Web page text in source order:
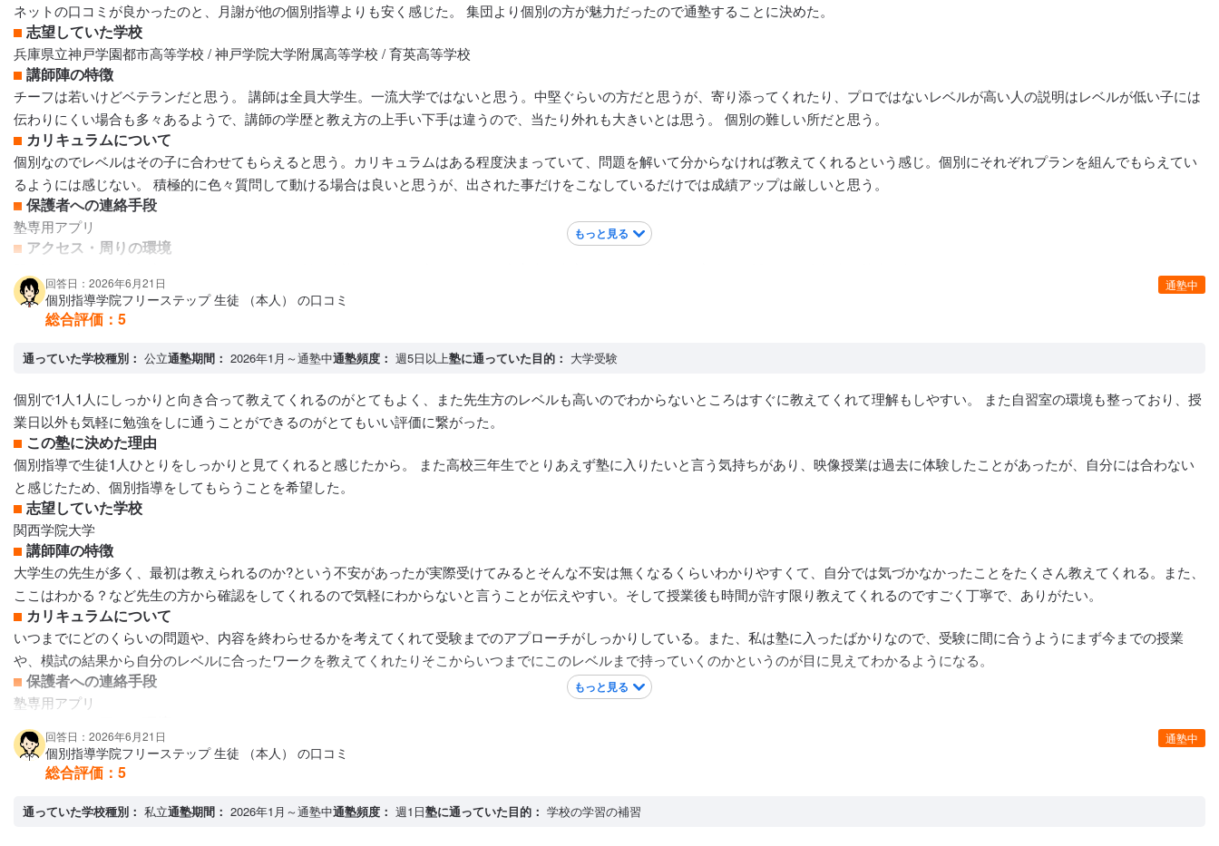
ネットの口コミが良かったのと、月謝が他の個別指導よりも安く感じた。 集団より個別の方が魅力だったので通塾することに決めた。
志望していた学校
兵庫県立神戸学園都市高等学校 / 神戸学院大学附属高等学校 / 育英高等学校
講師陣の特徴
チーフは若いけどベテランだと思う。 講師は全員大学生。一流大学ではないと思う。中堅ぐらいの方だと思うが、寄り添ってくれたり、プロではないレベルが高い人の説明はレベルが低い子には
伝わりにくい場合も多々あるようで、講師の学歴と教え方の上手い下手は違うので、当たり外れも大きいとは思う。 個別の難しい所だと思う。
カリキュラムについて
個別なのでレベルはその子に合わせてもらえると思う。カリキュラムはある程度決まっていて、問題を解いて分からなければ教えてくれるという感じ。個別にそれぞれプランを組んでもらえてい
るようには感じない。 積極的に色々質問して動ける場合は良いと思うが、出された事だけをこなしているだけでは成績アップは厳しいと思う。
保護者への連絡手段
塾専用アプリ
アクセス・周りの環境
もっと見る
通塾中
回答日：2026年6月21日
個別指導学院フリーステップ 生徒 （本人） の口コミ
総合評価： 5
通っていた学校種別： 公立通塾期間： 2026年1月～通塾中通塾頻度： 週5日以上塾に通っていた目的： 大学受験
個別で1人1人にしっかりと向き合って教えてくれるのがとてもよく、また先生方のレベルも高いのでわからないところはすぐに教えてくれて理解もしやすい。 また自習室の環境も整っており、授
業日以外も気軽に勉強をしに通うことができるのがとてもいい評価に繋がった。
この塾に決めた理由
個別指導で生徒1人ひとりをしっかりと見てくれると感じたから。 また高校三年生でとりあえず塾に入りたいと言う気持ちがあり、映像授業は過去に体験したことがあったが、自分には合わない
と感じたため、個別指導をしてもらうことを希望した。
志望していた学校
関西学院大学
講師陣の特徴
大学生の先生が多く、最初は教えられるのか?という不安があったが実際受けてみるとそんな不安は無くなるくらいわかりやすくて、自分では気づかなかったことをたくさん教えてくれる。また、
ここはわかる？など先生の方から確認をしてくれるので気軽にわからないと言うことが伝えやすい。そして授業後も時間が許す限り教えてくれるのですごく丁寧で、ありがたい。
カリキュラムについて
いつまでにどのくらいの問題や、内容を終わらせるかを考えてくれて受験までのアプローチがしっかりしている。また、私は塾に入ったばかりなので、受験に間に合うようにまず今までの授業
や、模試の結果から自分のレベルに合ったワークを教えてくれたりそこからいつまでにこのレベルまで持っていくのかというのが目に見えてわかるようになる。
保護者への連絡手段
塾専用アプリ
駅から近い。
もっと見る
通塾中
回答日：2026年6月21日
個別指導学院フリーステップ 生徒 （本人） の口コミ
総合評価： 5
通っていた学校種別： 私立通塾期間： 2026年1月～通塾中通塾頻度： 週1日塾に通っていた目的： 学校の学習の補習